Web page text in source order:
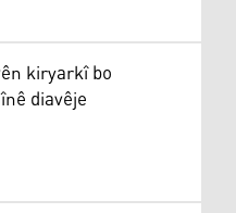
kiryarkî bo
diavêje